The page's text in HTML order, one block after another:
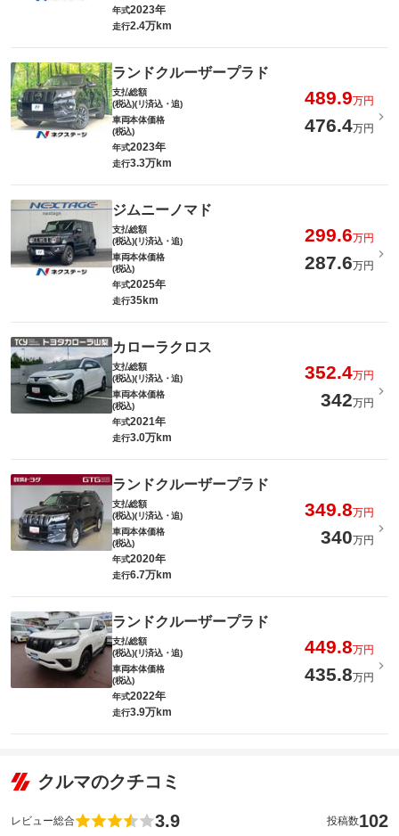
年式2023年
走行2.4万km
ランドクルーザープラド
支払総額
(税込)(リ済込・追)
489.9万円
車両本体価格
(税込)
476.4万円
年式2023年
走行3.3万km
ジムニーノマド
支払総額
(税込)(リ済込・追)
299.6万円
車両本体価格
(税込)
287.6万円
年式2025年
走行35km
カローラクロス
支払総額
(税込)(リ済込・追)
352.4万円
車両本体価格
(税込)
342万円
年式2021年
走行3.0万km
ランドクルーザープラド
支払総額
(税込)(リ済込・追)
349.8万円
車両本体価格
(税込)
340万円
年式2020年
走行6.7万km
ランドクルーザープラド
支払総額
(税込)(リ済込・追)
449.8万円
車両本体価格
(税込)
435.8万円
年式2022年
走行3.9万km
クルマのクチコミ
レビュー総合 3.9 投稿数102